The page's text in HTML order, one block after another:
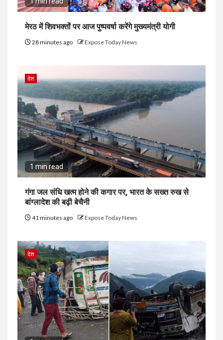
मेरठ में शिवभक्तों पर आज पुष्पवर्षा करेंगे मुख्यमंत्री योगी
28 minutes ago Expose Today News
देश
1 min read
गंगा जल संधि खत्म होने की कगार पर, भारत के सख्त रुख से
बांग्लादेश की बढ़ी बेचैनी
41 minutes ago Expose Today News
देश